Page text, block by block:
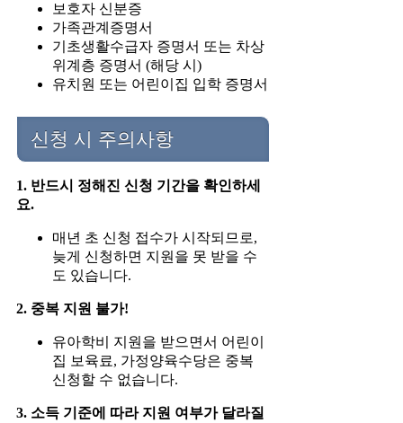
보호자 신분증
가족관계증명서
기초생활수급자 증명서 또는 차상
위계층 증명서 (해당 시)
유치원 또는 어린이집 입학 증명서
신청 시 주의사항
1. 반드시 정해진 신청 기간을 확인하세
요.
매년 초 신청 접수가 시작되므로,
늦게 신청하면 지원을 못 받을 수
도 있습니다.
2. 중복 지원 불가!
유아학비 지원을 받으면서 어린이
집 보육료, 가정양육수당은 중복
신청할 수 없습니다.
3. 소득 기준에 따라 지원 여부가 달라질